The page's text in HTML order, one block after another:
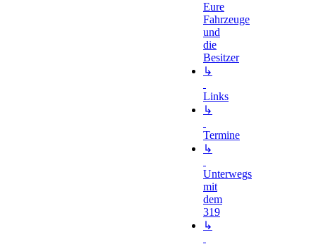
Eure
Fahrzeuge
und
die
Besitzer
↳
Links
↳
Termine
↳
Unterwegs
mit
dem
319
↳